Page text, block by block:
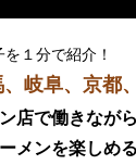
１分で紹介！
岐阜、京都
店で働きなが
メンを楽しめ